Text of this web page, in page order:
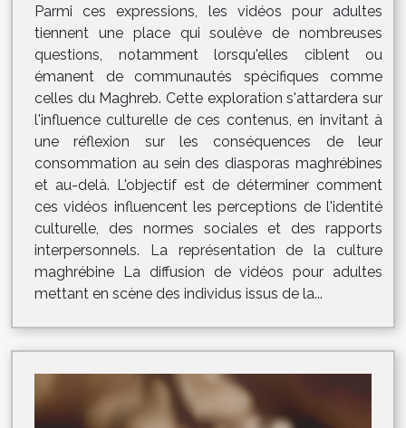
Parmi ces expressions, les vidéos pour adultes
tiennent une place qui soulève de nombreuses
questions, notamment lorsqu'elles ciblent ou
émanent de communautés spécifiques comme
celles du Maghreb. Cette exploration s'attardera sur
l'influence culturelle de ces contenus, en invitant à
une réflexion sur les conséquences de leur
consommation au sein des diasporas maghrébines
et au-delà. L'objectif est de déterminer comment
ces vidéos influencent les perceptions de l'identité
culturelle, des normes sociales et des rapports
interpersonnels. La représentation de la culture
maghrébine La diffusion de vidéos pour adultes
mettant en scène des individus issus de la...